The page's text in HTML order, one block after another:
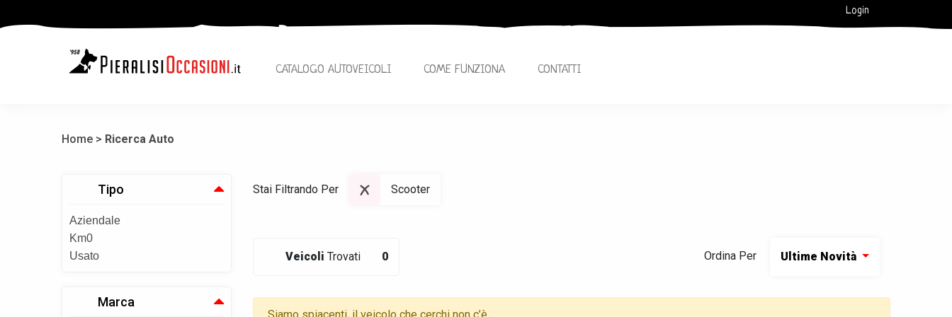
Login
CATALOGO AUTOVEICOLI COME FUNZIONA CONTATTI
Home > Ricerca Auto
Tipo
Aziendale
Km0
Usato
Marca
Stai Filtrando Per Scooter
Veicoli Trovati 0 Ordina Per Ultime Novità